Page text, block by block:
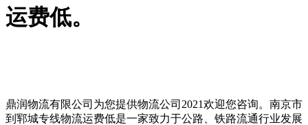
运费低。
鼎润物流有限公司为您提供物流公司2021欢迎您咨询。南京市
到郓城专线物流运费低是一家致力于公路、铁路流通行业发展